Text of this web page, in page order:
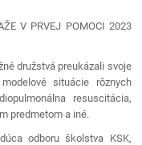
V PRVEJ POMOCI 2023
družstvá preukázali svoje
situácie rôznych
resuscitácia,
predmetom a iné.
odboru školstva KSK,